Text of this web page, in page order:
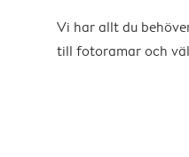
Vi har allt du
till fotoramar och